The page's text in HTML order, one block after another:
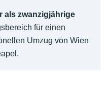
als zwanzigjährige
für einen
Umzug von Wien